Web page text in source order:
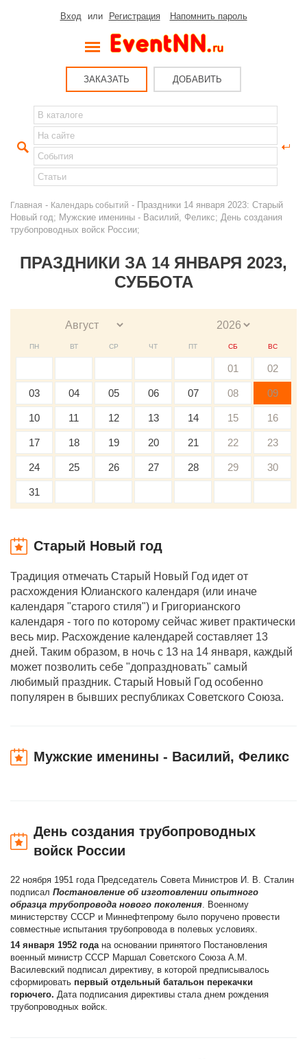
Вход или Регистрация Напомнить пароль
ЗАКАЗАТЬ ДОБАВИТЬ
Главная - Календарь событий - Праздники 14 января 2023: Старый
Новый год; Мужские именины - Василий, Феликс; День создания
трубопроводных войск России;
ПРАЗДНИКИ ЗА 14 ЯНВАРЯ 2023,
СУББОТА
ПН ВТ СР ЧТ ПТ СБ ВС
01 02
03 04 05 06 07 08 09
10 11 12 13 14 15 16
17 18 19 20 21 22 23
24 25 26 27 28 29 30
31
Старый Новый год
Традиция отмечать Старый Новый Год идет от
расхождения Юлианского календаря (или иначе
календаря "старого стиля") и Григорианского
календаря - того по которому сейчас живет практически
весь мир. Расхождение календарей составляет 13
дней. Таким образом, в ночь с 13 на 14 января, каждый
может позволить себе "допраздновать" самый
любимый праздник. Старый Новый Год особенно
популярен в бывших республиках Советского Союза.
Мужские именины - Василий, Феликс
День создания трубопроводных
войск России
22 ноября 1951 года Председатель Совета Министров И. В. Сталин
подписал Постановление об изготовлении опытного
образца трубопровода нового поколения. Военному
министерству СССР и Миннефтепрому было поручено провести
совместные испытания трубопровода в полевых условиях.
14 января 1952 годана основании принятого Постановления
военный министр СССР Маршал Советского Союза А.М.
Василевский подписал директиву, в которой предписывалось
сформировать первый отдельный батальон перекачки
горючего. Дата подписания директивы стала днем рождения
трубопроводных войск.